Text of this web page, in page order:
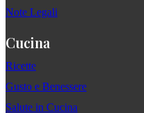
Note Legali
Cucina
Ricette
Gusto e Benessere
Salute in Cucina